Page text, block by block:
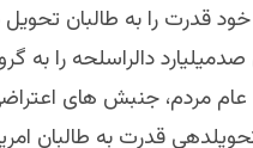
قدرت را به طالبان تحویل
دالراسلحه را به
عام مردم، جنبش های
قدرت به طالبان